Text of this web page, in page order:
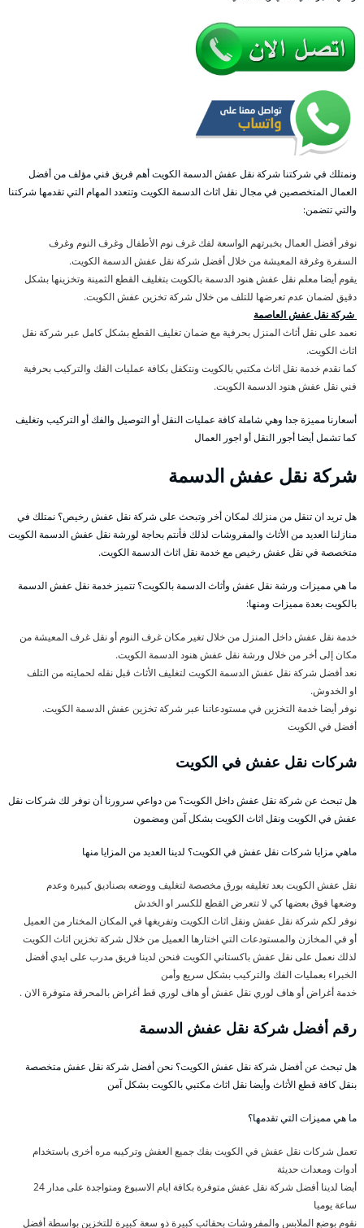
ونمتلك في شركتنا شركة نقل عفش الدسمة الكويت أهم فريق فني مؤلف من أفضل
العمال المتخصصين في مجال نقل اثاث الدسمة الكويت وتتعدد المهام التي تقدمها شركتنا
والتي تتضمن:
نوفر أفضل العمال بخبرتهم الواسعة لفك غرف نوم الأطفال وغرف النوم وغرف
السفرة وغرفة المعيشة من خلال أفضل شركة نقل عفش الدسمة الكويت.
يقوم أيضا معلم نقل عفش هنود الدسمة بالكويت بتغليف القطع الثمينة وتخزينها بشكل
دقيق لضمان عدم تعرضها للتلف من خلال شركة تخزين عفش الكويت.
شركة نقل عفش العاصمة
نعمد على نقل أثاث المنزل بحرفية مع ضمان تغليف القطع بشكل كامل عبر شركة نقل
اثاث الكويت.
كما نقدم خدمة نقل اثاث مكتبي بالكويت ونتكفل بكافة عمليات الفك والتركيب بحرفية
فني نقل عفش هنود الدسمة الكويت.
أسعارنا مميزة جدا وهي شاملة كافة عمليات النقل أو التوصيل والفك أو التركيب وتغليف
كما تشمل أيضا أجور النقل أو اجور العمال
شركة نقل عفش الدسمة
هل تريد ان تنقل من منزلك لمكان أخر وتبحث على شركة نقل عفش رخيص؟ نمتلك في
منازلنا العديد من الأثاث والمفروشات لذلك فأنتم بحاجة لورشة نقل عفش الدسمة الكويت
متخصصة في نقل عفش رخيص مع خدمة نقل اثاث الدسمة الكويت.
ما هي مميزات ورشة نقل عفش وأثاث الدسمة بالكويت؟ تتميز خدمة نقل عفش الدسمة
بالكويت بعدة مميزات ومنها:
خدمة نقل عفش داخل المنزل من خلال تغير مكان غرف النوم أو نقل غرف المعيشة من
مكان إلى أخر من خلال ورشة نقل عفش هنود الدسمة الكويت.
نعد أفضل شركة نقل عفش الدسمة الكويت لتغليف الأثاث قبل نقله لحمايته من التلف
او الخدوش.
نوفر أيضا خدمة التخزين في مستودعاتنا عبر شركة تخزين عفش الدسمة الكويت.
أفضل في الكويت
شركات نقل عفش في الكويت
هل تبحث عن شركة نقل عفش داخل الكويت؟ من دواعي سرورنا أن نوفر لك شركات نقل
عفش في الكويت ونقل اثاث الكويت بشكل آمن ومضمون
ماهي مزايا شركات نقل عفش في الكويت؟ لدينا العديد من المزايا منها
نقل عفش الكويت بعد تغليفه بورق مخصصة لتغليف ووضعه بصناديق كبيرة وعدم
وضعها فوق بعضها كي لا تتعرض القطع للكسر او الخدش
نوفر لكم شركة نقل عفش ونقل اثاث الكويت وتفريغها في المكان المختار من العميل
أو في المخازن والمستودعات التي اختارها العميل من خلال شركة تخزين اثاث الكويت
لذلك نعمل على نقل عفش باكستاني الكويت فنحن لدينا فريق مدرب على ايدي أفضل
الخبراء بعمليات الفك والتركيب بشكل سريع وأمن
خدمة أغراض أو هاف لوري نقل عفش أو هاف لوري قط أغراض بالمحرقة متوفرة الان .
رقم أفضل شركة نقل عفش الدسمة
هل تبحث عن أفضل شركة نقل عفش الكويت؟ نحن أفضل شركة نقل عفش متخصصة
بنقل كافة قطع الأثاث وأيضا نقل اثاث مكتبي بالكويت بشكل آمن
ما هي مميزات التي تقدمها؟
تعمل شركات نقل عفش في الكويت بفك جميع العفش وتركيبه مره أخرى باستخدام
أدوات ومعدات حديثة
أيضا لدينا أفضل شركة نقل عفش متوفرة بكافة ايام الاسبوع ومتواجدة على مدار 24
ساعة يوميا
نقوم بوضع الملابس والمفروشات بحقائب كبيرة ذو سعة كبيرة للتخزين بواسطة أفضل